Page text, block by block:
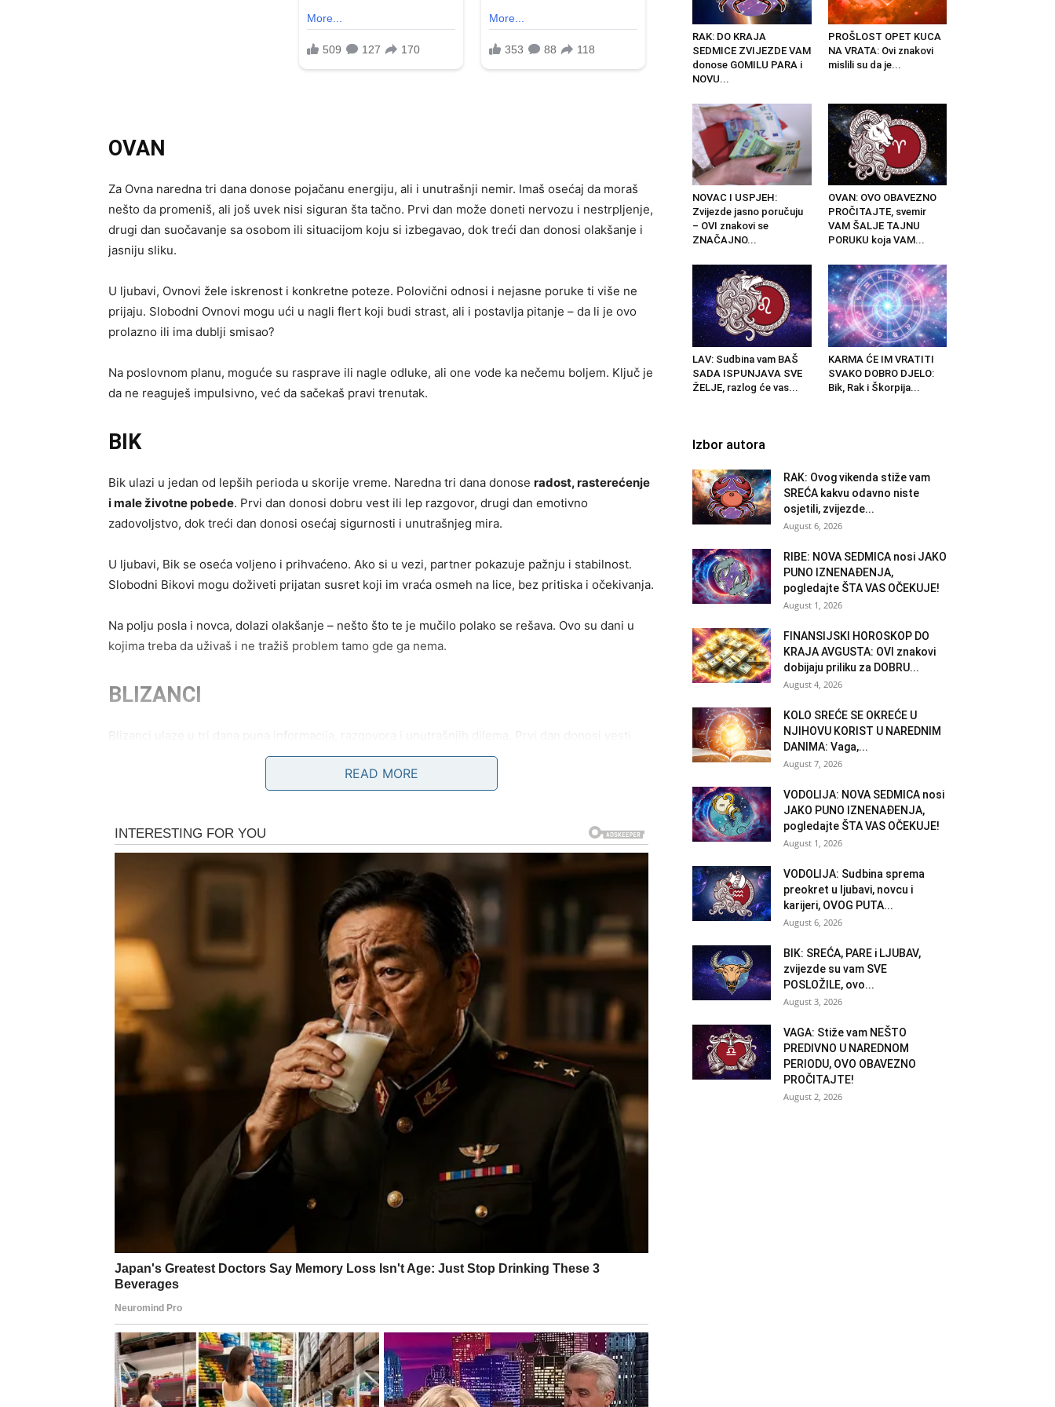
OVAN
Za Ovna naredna tri dana donose pojačanu energiju, ali i unutrašnji nemir. Imaš osećaj da moraš
nešto da promeniš, ali još uvek nisi siguran šta tačno. Prvi dan može doneti nervozu i nestrpljenje,
drugi dan suočavanje sa osobom ili situacijom koju si izbegavao, dok treći dan donosi olakšanje i
jasniju sliku.
U ljubavi, Ovnovi žele iskrenost i konkretne poteze. Polovični odnosi i nejasne poruke ti više ne
prijaju. Slobodni Ovnovi mogu ući u nagli flert koji budi strast, ali i postavlja pitanje – da li je ovo
prolazno ili ima dublji smisao?
Na poslovnom planu, moguće su rasprave ili nagle odluke, ali one vode ka nečemu boljem. Ključ je
da ne reaguješ impulsivno, već da sačekaš pravi trenutak.
BIK
Bik ulazi u jedan od lepših perioda u skorije vreme. Naredna tri dana donose radost, rasterećenje
i male životne pobede. Prvi dan donosi dobru vest ili lep razgovor, drugi dan emotivno
zadovoljstvo, dok treći dan donosi osećaj sigurnosti i unutrašnjeg mira.
U ljubavi, Bik se oseća voljeno i prihvaćeno. Ako si u vezi, partner pokazuje pažnju i stabilnost.
Slobodni Bikovi mogu doživeti prijatan susret koji im vraća osmeh na lice, bez pritiska i očekivanja.
Na polju posla i novca, dolazi olakšanje – nešto što te je mučilo polako se rešava. Ovo su dani u
kojima treba da uživaš i ne tražiš problem tamo gde ga nema.
BLIZANCI
koje te teraju na razmišljanje, drugi dan emotivnu konfuziju, dok treći dan donosi odluku ili barem
između razuma i srca. Slobodni Blizanci imaju više prilika za flert, ali pitanje je kome zaista žele da
Na poslu, mnogo toga se dešava odjednom. Moraćeš da naučiš da praviš prioritete. Ovi dani te uče
da ne moraš svima odgovoriti odmah – ponekad je tišina najbolji odgovor.
Rak ulazi u emotivno intenzivan period. Naredna tri dana donose duboka osećanja, sećanja i
potrebu za bliskošću. Prvi dan može doneti nostalgiju, drugi dan emotivni razgovor, dok treći dan
donosi smirenje i osećaj da si na pravom mestu.
U ljubavi, Rakovi žele sigurnost i nežnost. Ako si u vezi, odnos se produbljuje kroz iskren
razgovor. Slobodni Rakovi mogu upoznati osobu koja im uliva osećaj poznatosti i topline.
Na poslu, važno je da ne preuzimaš tuđe brige. Fokusiraj se na ono što je zaista tvoja odgovornost.
Emotivni balans je ključ ova tri dana.
Lav ulazi u period u kojem želi priznanje, ali i potvrdu sopstvene vrednosti. Prvi dan može doneti
manju frustraciju jer nemaš pažnju kakvu očekuješ, drugi dan donosi priliku da se istakneš, dok
treći dan vraća samopouzdanje.
U ljubavi, Lav želi više strasti i jasnoće. Ako si u vezi, važno je da ne dramatizuješ, već da kažeš šta
ti treba. Slobodni Lavovi lako privlače pažnju, ali će želeti nešto više od površnog flerta.
READ MORE
RAK: DO KRAJA
SEDMICE ZVIJEZDE VAM
donose GOMILU PARA i
NOVU...
PROŠLOST OPET KUCA
NA VRATA: Ovi znakovi
mislili su da je...
NOVAC I USPJEH:
Zvijezde jasno poručuju
– OVI znakovi se
ZNAČAJNO...
OVAN: OVO OBAVEZNO
PROČITAJTE, svemir
VAM ŠALJE TAJNU
PORUKU koja VAM...
LAV: Sudbina vam BAŠ
SADA ISPUNJAVA SVE
ŽELJE, razlog će vas...
KARMA ĆE IM VRATITI
SVAKO DOBRO DJELO:
Bik, Rak i Škorpija...
Izbor autora
RAK: Ovog vikenda stiže vam
SREĆA kakvu odavno niste
osjetili, zvijezde...
August 6, 2026
RIBE: NOVA SEDMICA nosi JAKO
PUNO IZNENAĐENJA,
pogledajte ŠTA VAS OČEKUJE!
August 1, 2026
FINANSIJSKI HOROSKOP DO
KRAJA AVGUSTA: OVI znakovi
dobijaju priliku za DOBRU...
August 4, 2026
KOLO SREĆE SE OKREĆE U
NJIHOVU KORIST U NAREDNIM
DANIMA: Vaga,...
August 7, 2026
VODOLIJA: NOVA SEDMICA nosi
JAKO PUNO IZNENAĐENJA,
pogledajte ŠTA VAS OČEKUJE!
August 1, 2026
VODOLIJA: Sudbina sprema
preokret u ljubavi, novcu i
karijeri, OVOG PUTA...
August 6, 2026
BIK: SREĆA, PARE i LJUBAV,
zvijezde su vam SVE
POSLOŽILE, ovo...
August 3, 2026
VAGA: Stiže vam NEŠTO
PREDIVNO U NAREDNOM
PERIODU, OVO OBAVEZNO
PROČITAJTE!
August 2, 2026